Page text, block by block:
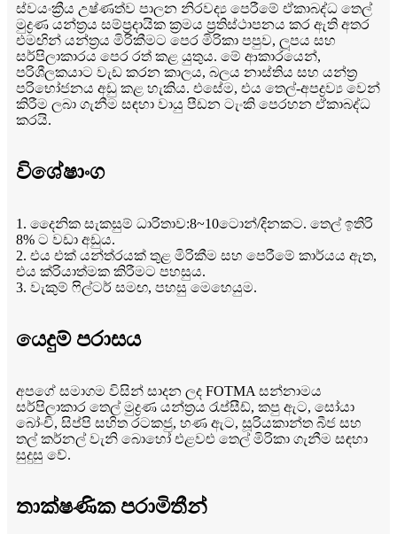
ස්වයංක්‍රීය උෂ්ණත්ව පාලන නිරවද්‍ය පෙරීමේ ඒකාබද්ධ තෙල්
මුද්‍රණ යන්ත්‍රය සම්ප්‍රදායික ක්‍රමය ප්‍රතිස්ථාපනය කර ඇති අතර
එමඟින් යන්ත්‍රය මිරිකීමට පෙර මිරිකා පපුව, ලූපය සහ
සර්පිලාකාරය පෙර රත් කළ යුතුය. මේ ආකාරයෙන්,
පරිශීලකයාට වැඩ කරන කාලය, බලය නාස්තිය සහ යන්ත්‍ර
පරිභෝජනය අඩු කළ හැකිය. එසේම, එය තෙල්-අපද්‍රව්‍ය වෙන්
කිරීම ලබා ගැනීම සඳහා වායු පීඩන ටැංකි පෙරහන ඒකාබද්ධ
කරයි.
විශේෂාංග
1. දෛනික සැකසුම් ධාරිතාව:8~10ටොන්/දිනකට. තෙල් ඉතිරි
8% ට වඩා අඩුය.
2. එය එක් යන්ත්රයක් තුළ මිරිකීම සහ පෙරීමේ කාර්යය ඇත,
එය ක්රියාත්මක කිරීමට පහසුය.
3. වැකුම් ෆිල්ටර් සමඟ, පහසු මෙහෙයුම.
යෙදුම් පරාසය
අපගේ සමාගම විසින් සාදන ලද FOTMA සන්නාමය
සර්පිලාකාර තෙල් මුද්‍රණ යන්ත්‍රය රැප්සීඩ්, කපු ඇට, සෝයා
බෝංචි, සිප්පි සහිත රටකජු, හණ ඇට, සූරියකාන්ත බීජ සහ
තල් කර්නල් වැනි බොහෝ එළවළු තෙල් මිරිකා ගැනීම සඳහා
සුදුසු වේ.
තාක්ෂණික පරාමිතීන්